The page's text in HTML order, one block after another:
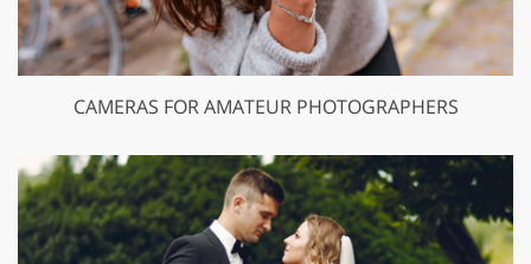
CAMERAS FOR AMATEUR PHOTOGRAPHERS